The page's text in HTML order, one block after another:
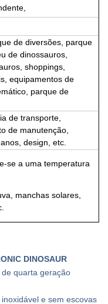
de diversões, parque
de dinossauros,
shoppings,
equipamentos de
parque de
de transporte,
de manutenção,
design, etc.
se a uma temperatura
manchas solares,
DINOSAUR
quarta geração
e sem escovas